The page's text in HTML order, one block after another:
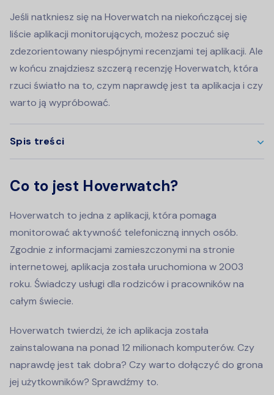
Jeśli natkniesz się na Hoverwatch na niekończącej się
liście aplikacji monitorujących, możesz poczuć się
zdezorientowany niespójnymi recenzjami tej aplikacji. Ale
w końcu znajdziesz szczerą recenzję Hoverwatch, która
rzuci światło na to, czym naprawdę jest ta aplikacja i czy
warto ją wypróbować.
Spis treści
Co to jest Hoverwatch?
Hoverwatch to jedna z aplikacji, która pomaga
monitorować aktywność telefoniczną innych osób.
Zgodnie z informacjami zamieszczonymi na stronie
internetowej, aplikacja została uruchomiona w 2003
roku. Świadczy usługi dla rodziców i pracowników na
całym świecie.
Hoverwatch twierdzi, że ich aplikacja została
zainstalowana na ponad 12 milionach komputerów. Czy
naprawdę jest tak dobra? Czy warto dołączyć do grona
jej użytkowników? Sprawdźmy to.